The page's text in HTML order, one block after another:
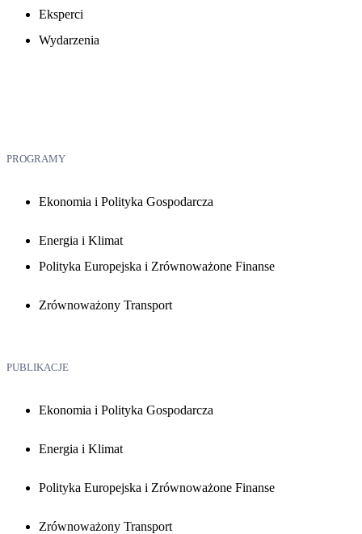
Eksperci
Wydarzenia
PROGRAMY
Ekonomia i Polityka Gospodarcza
Energia i Klimat
Polityka Europejska i Zrównoważone Finanse
Zrównoważony Transport
PUBLIKACJE
Ekonomia i Polityka Gospodarcza
Energia i Klimat
Polityka Europejska i Zrównoważone Finanse
Zrównoważony Transport